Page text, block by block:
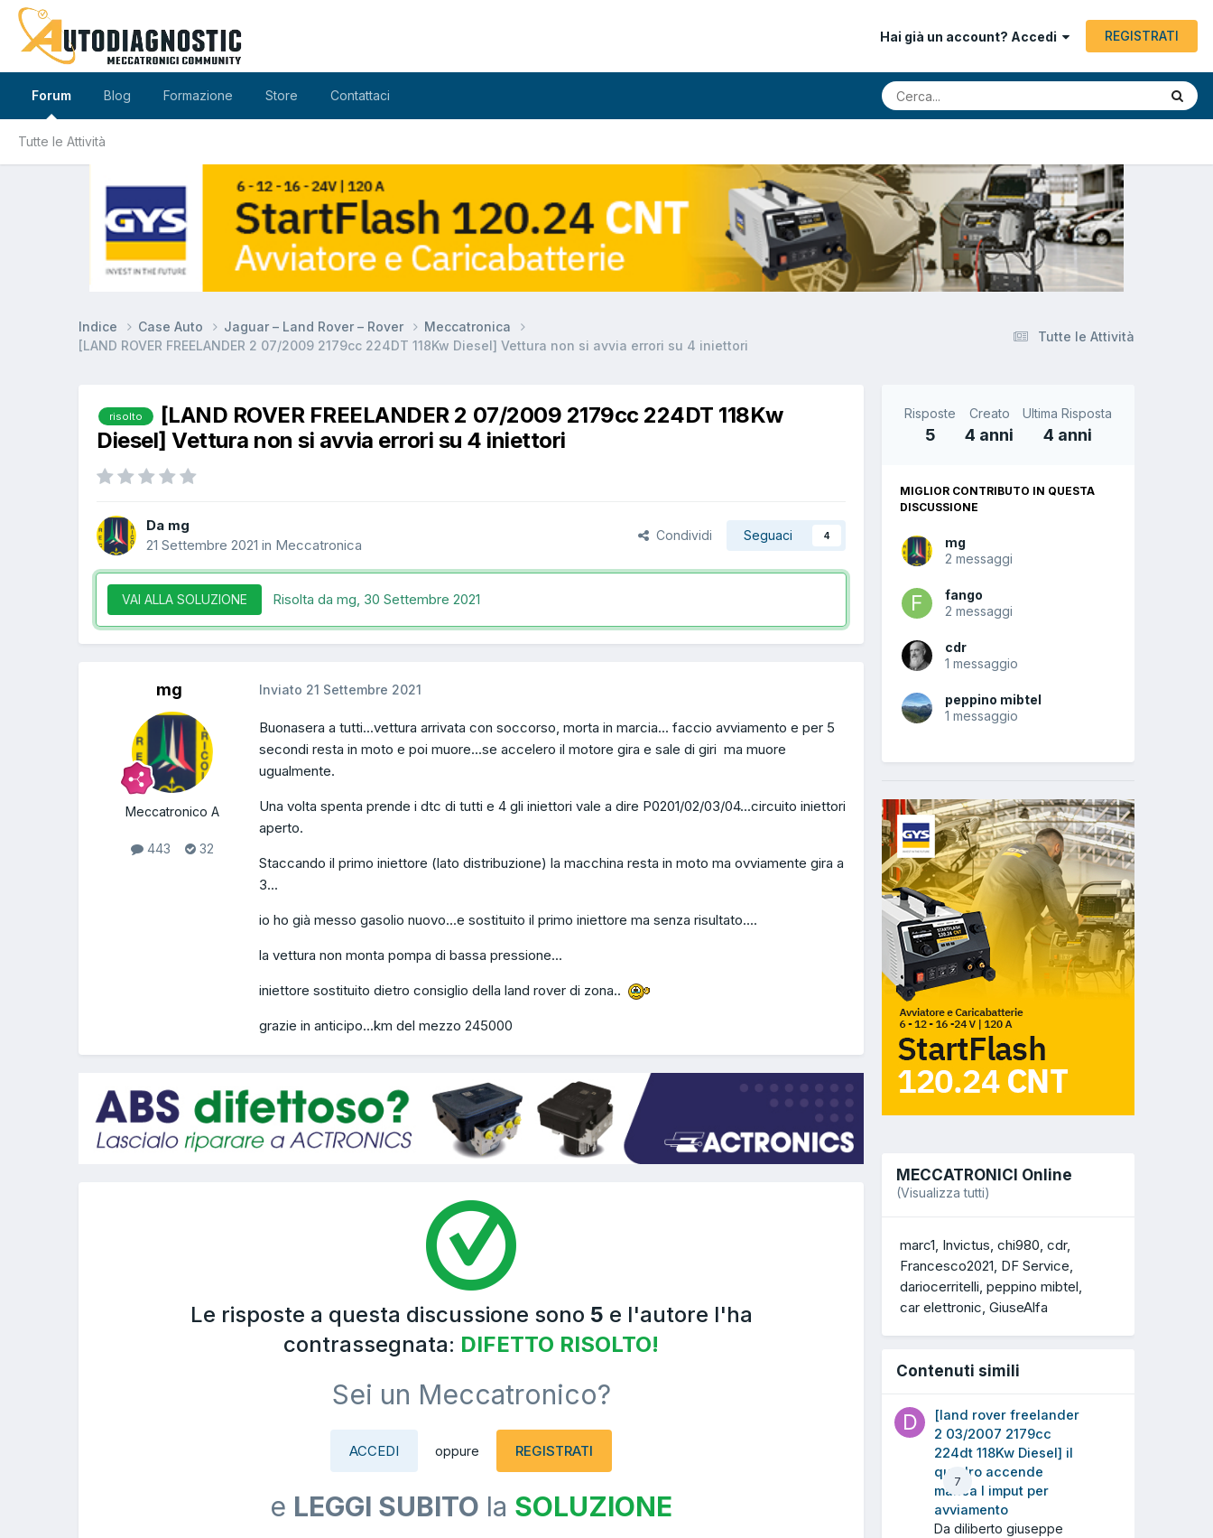
Hai già un account? Accedi REGISTRATI
Forum
Tutte le Attività
Blog Formazione Store Contattaci
Tutte le Attività
Indice Case Auto Jaguar – Land Rover – Rover
Meccatronica
[LAND ROVER FREELANDER 2 07/2009 2179cc 224DT 118Kw Diesel] Vettura non si avvia errori su 4 iniettori
risolto
[LAND ROVER FREELANDER 2 07/2009 2179cc 224DT 118Kw
Diesel] Vettura non si avvia errori su 4 iniettori
Da mg
21 Settembre 2021 in Meccatronica
Condividi Seguaci 4
VAI ALLA SOLUZIONE Risolta da mg, 30 Settembre 2021
mg
Meccatronico A
443 32
Inviato 21 Settembre 2021
Buonasera a tutti...vettura arrivata con soccorso, morta in marcia... faccio avviamento e per 5
secondi resta in moto e poi muore...se accelero il motore gira e sale di giri ma muore
ugualmente.
Una volta spenta prende i dtc di tutti e 4 gli iniettori vale a dire P0201/02/03/04...circuito iniettori
aperto.
Staccando il primo iniettore (lato distribuzione) la macchina resta in moto ma ovviamente gira a
3...
io ho già messo gasolio nuovo...e sostituito il primo iniettore ma senza risultato....
la vettura non monta pompa di bassa pressione...
iniettore sostituito dietro consiglio della land rover di zona..
grazie in anticipo...km del mezzo 245000
Le risposte a questa discussione sono 5 e l'autore l'ha
contrassegnata: DIFETTO RISOLTO!
Sei un Meccatronico?
ACCEDI oppure REGISTRATI
e LEGGI SUBITO la SOLUZIONE
Risposte
5
Creato
4 anni
Ultima Risposta
4 anni
MIGLIOR CONTRIBUTO IN QUESTA
DISCUSSIONE
mg
2 messaggi
fango
2 messaggi
cdr
1 messaggio
peppino mibtel
1 messaggio
MECCATRONICI Online
(Visualizza tutti)
marc1 Invictus chi980 cdr
Francesco2021 DF Service
dariocerritelli peppino mibtel
car elettronic GiuseAlfa
Contenuti simili
7
[land rover freelander
2 03/2007 2179cc
224dt 118Kw Diesel] il
quadro accende
manca l imput per
avviamento
Da diliberto giuseppe